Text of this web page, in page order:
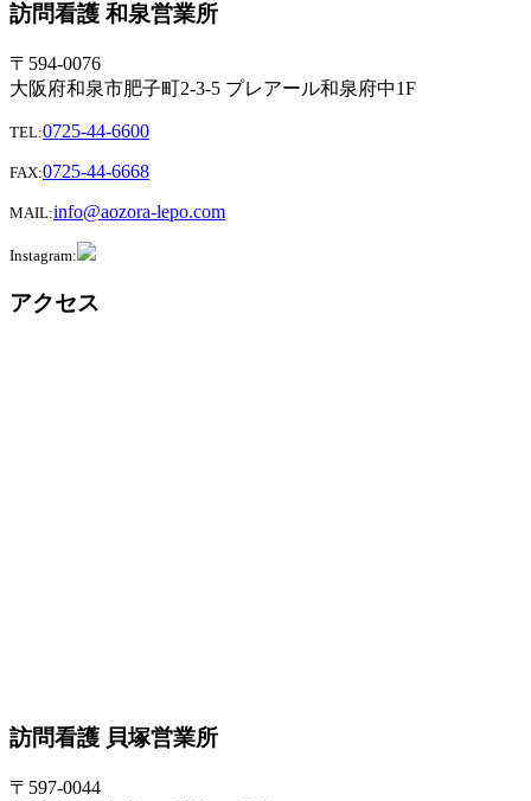
訪問看護 和泉営業所
〒594-0076
大阪府和泉市肥子町2-3-5 プレアール和泉府中1F
TEL:0725-44-6600
FAX:0725-44-6668
MAIL:info@aozora-lepo.com
Instagram:
アクセス
訪問看護 貝塚営業所
〒597-0044